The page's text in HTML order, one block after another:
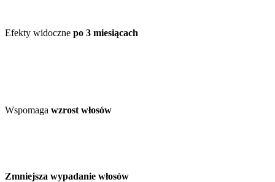
Efekty widoczne po 3 miesiącach
Wspomaga wzrost włosów
Zmniejsza wypadanie włosów